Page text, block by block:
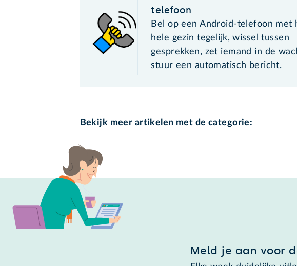
telefoon
Bel op een Android-telefoon met
hele gezin tegelijk, wissel tussen
gesprekken, zet iemand in de
stuur een automatisch bericht.
Bekijk meer artikelen met de categorie:
Meld je aan voor